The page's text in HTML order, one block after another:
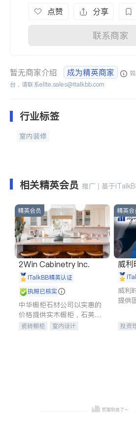
点赞 分享
联系商家
暂无商家介绍 成为精英商家
台，请联系elite.sales@italkbb.com
行业标签
室内装修
相关精英会员 推广 | 基于
精英会员
2Win Cabinetry Inc.
iTalkBB精英认证
执照已核实
中华橱柜石材公司以实惠的
价格提供实木橱柜，石英石
台面，多种优质不锈钢水
瓷砖橱柜
室内设计
精英会
威利
威利
提供
合，
投资